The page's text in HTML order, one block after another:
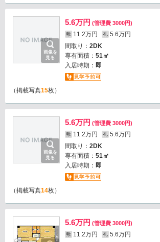
画像を
見る
5.6万円 (管理費 3000円)
敷 11.2万円 礼 5.6万円
間取り： 2DK
専有面積： 51㎡
入居時期： 即
（掲載写真15枚）
画像を
見る
5.6万円 (管理費 3000円)
敷 11.2万円 礼 5.6万円
間取り： 2DK
専有面積： 51㎡
入居時期： 即
（掲載写真14枚）
5.6万円 (管理費 3000円)
敷 11.2万円 礼 5.6万円